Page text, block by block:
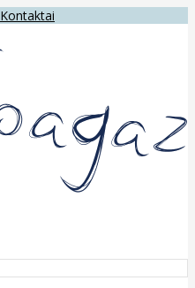
Kontaktai